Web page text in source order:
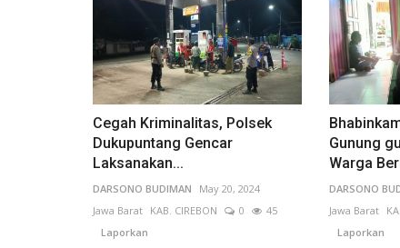
Cegah Kriminalitas, Polsek
Dukupuntang Gencar
Laksanakan...
DARSONO BUDIMAN
May 20, 2024
Jawa Barat KAB. CIREBON 0
45
Laporkan
Gunung
Warga
DARSONO
Jawa Barat
Laporkan
Potensi Pelanggaran...
Muhamad Hafiz Apr 7, 2026 DKI Jakarta
KOTA ADM. JAKARTA BARAT
195
"Aplikasi JAKI sedang viral karena penggunaan